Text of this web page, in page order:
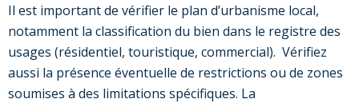
Il est important de vérifier le plan d’urbanisme local,
notamment la classification du bien dans le registre des
usages (résidentiel, touristique, commercial). Vérifiez
aussi la présence éventuelle de restrictions ou de zones
soumises à des limitations spécifiques. La